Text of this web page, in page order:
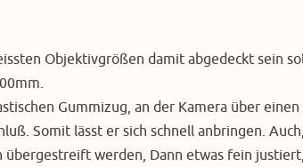
Objektivgrößen damit abgedeckt sein
Gummizug, an der Kamera über
Somit lässt er sich schnell anbringen.
werden, Dann etwas fein